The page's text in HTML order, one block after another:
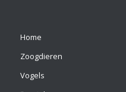
Home
Zoogdieren
Vogels